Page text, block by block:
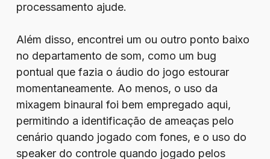
processamento ajude.
Além disso, encontrei um ou outro ponto baixo
no departamento de som, como um bug
pontual que fazia o áudio do jogo estourar
momentaneamente. Ao menos, o uso da
mixagem binaural foi bem empregado aqui,
permitindo a identificação de ameaças pelo
cenário quando jogado com fones, e o uso do
speaker do controle quando jogado pelos